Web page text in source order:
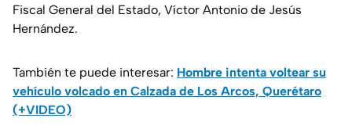
Fiscal General del Estado, Víctor Antonio de Jesús
Hernández.
También te puede interesar: Hombre intenta voltear su
vehículo volcado en Calzada de Los Arcos, Querétaro
(+VIDEO)